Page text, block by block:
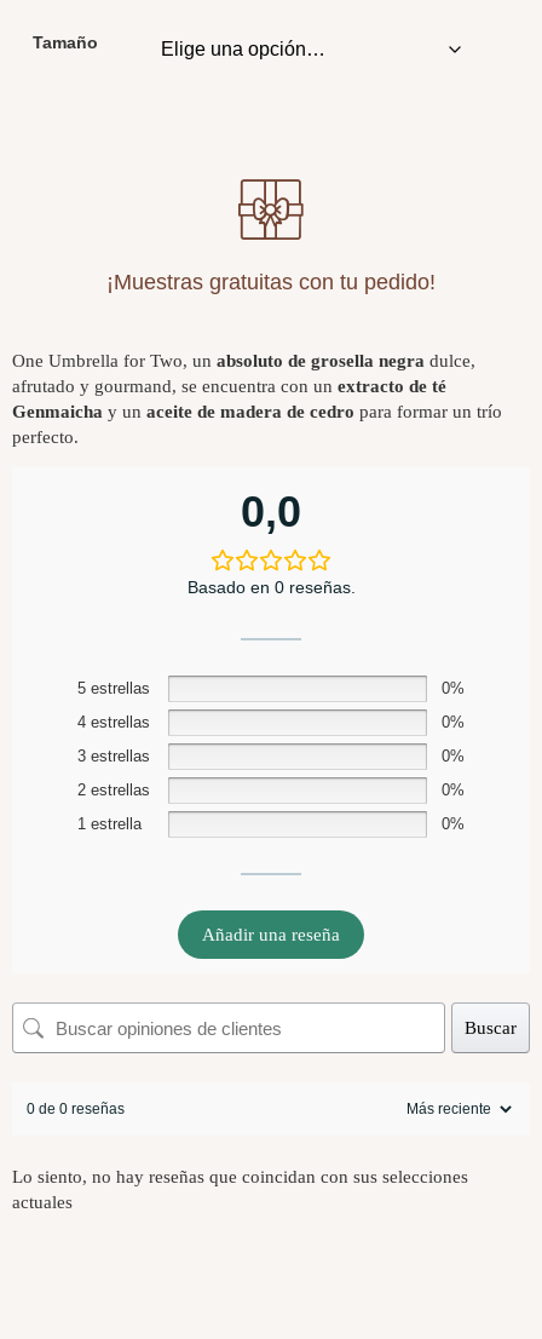
Tamaño
¡Muestras gratuitas con tu pedido!
One Umbrella for Two, un absoluto de grosella negra dulce,
afrutado y gourmand, se encuentra con un extracto de té
Genmaicha y un aceite de madera de cedro para formar un trío
perfecto.
0,0
Basado en 0 reseñas.
5 estrellas
0%
4 estrellas
0%
3 estrellas
0%
2 estrellas
0%
1 estrella
0%
Añadir una reseña
Buscar
0 de 0 reseñas
Lo siento, no hay reseñas que coincidan con sus selecciones
actuales